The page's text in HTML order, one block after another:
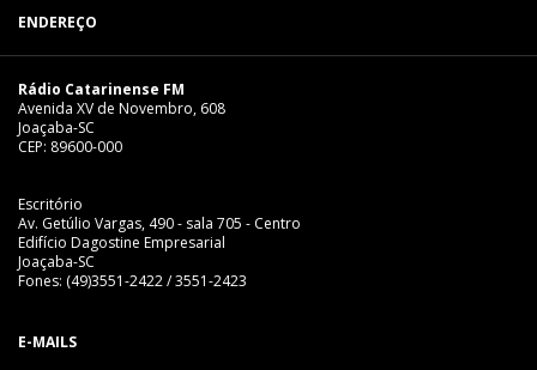
ENDEREÇO
Rádio Catarinense FM
Avenida XV de Novembro, 608
Joaçaba-SC
CEP: 89600-000
Escritório
Av. Getúlio Vargas, 490 - sala 705 - Centro
Edifício Dagostine Empresarial
Joaçaba-SC
Fones: (49)3551-2422 / 3551-2423
E-MAILS